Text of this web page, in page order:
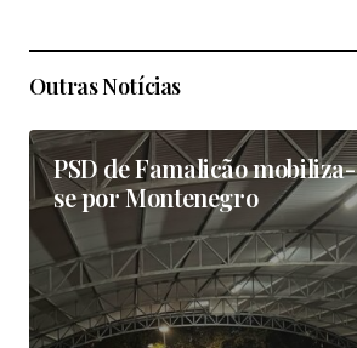
Outras Notícias
PSD de Famalicão mobiliza-
se por Montenegro